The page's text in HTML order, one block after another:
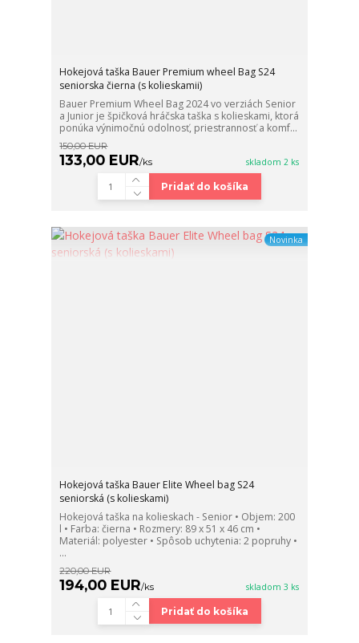
Hokejová taška Bauer Premium wheel Bag S24
seniorska čierna (s kolieskamii)
Bauer Premium Wheel Bag 2024 vo verziách Senior
a Junior je špičková hráčska taška s kolieskami, ktorá
ponúka výnimočnú odolnosť, priestrannosť a komf...
150,00 EUR
133,00 EUR/ks skladom 2 ks
Pridať do košíka
Novinka
Hokejová taška Bauer Elite Wheel bag S24
seniorská (s kolieskami)
Hokejová taška na kolieskach - Senior • Objem: 200
l • Farba: čierna • Rozmery: 89 x 51 x 46 cm •
Materiál: polyester • Spôsob uchytenia: 2 popruhy •
...
220,00 EUR
194,00 EUR/ks skladom 3 ks
Pridať do košíka